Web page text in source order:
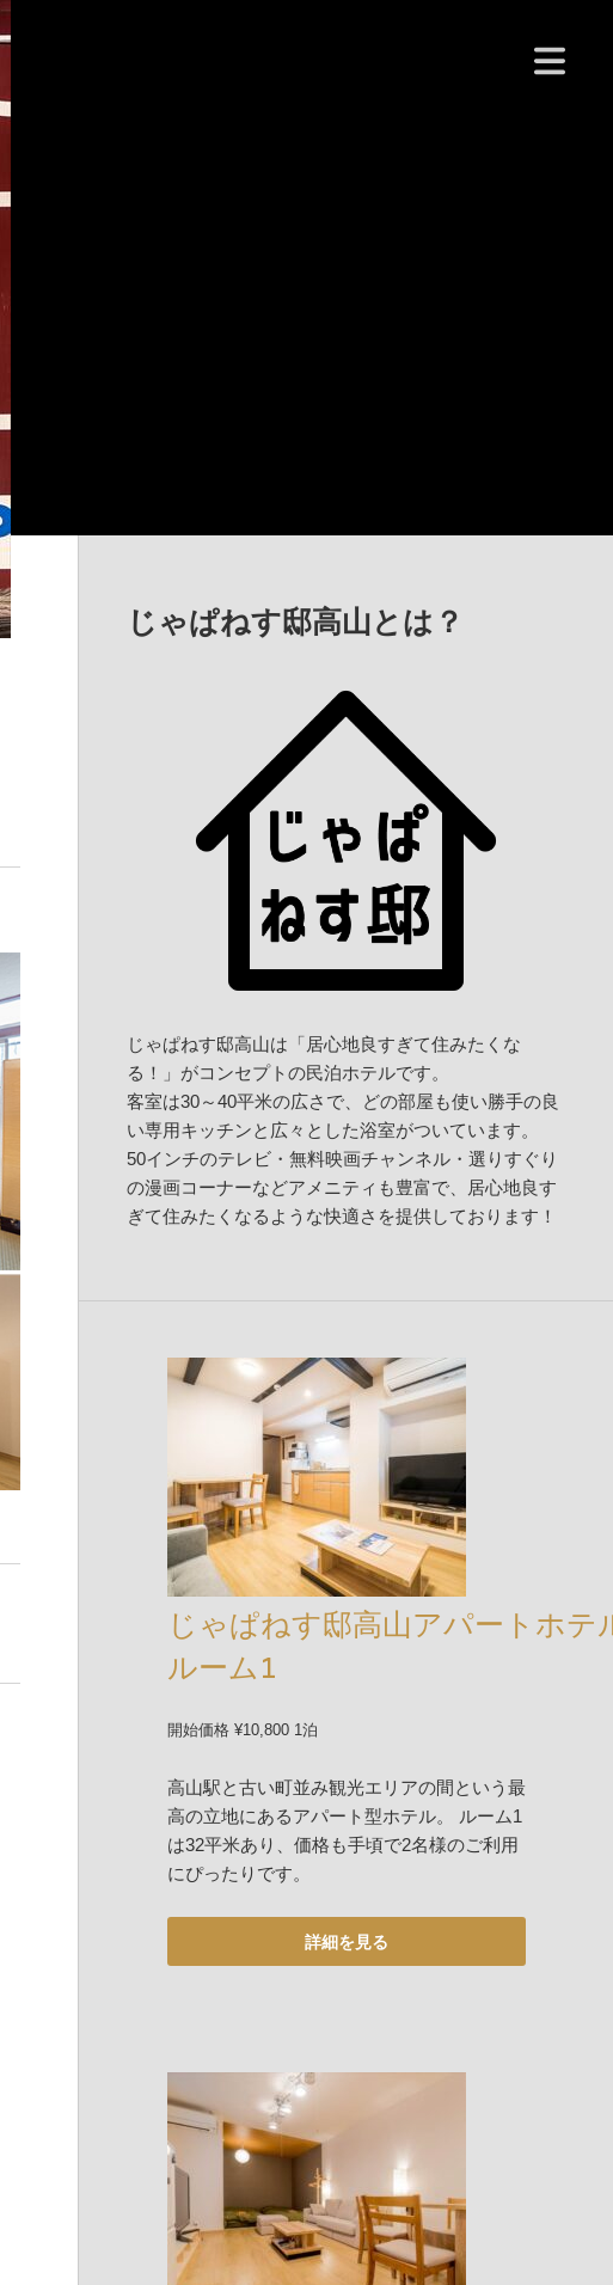
じゃぱねす邸高山とは？
じゃぱねす邸高山は「居心地良すぎて住みたくな
る！」がコンセプトの民泊ホテルです。
客室は30～40平米の広さで、どの部屋も使い勝手の良
い専用キッチンと広々とした浴室がついています。
50インチのテレビ・無料映画チャンネル・選りすぐり
の漫画コーナーなどアメニティも豊富で、居心地良す
ぎて住みたくなるような快適さを提供しております！
じゃぱねす邸高山アパートホテ
ルーム1
開始価格 ¥10,800 1泊
高山駅と古い町並み観光エリアの間という最
高の立地にあるアパート型ホテル。 ルーム1
は32平米あり、価格も手頃で2名様のご利用
にぴったりです。